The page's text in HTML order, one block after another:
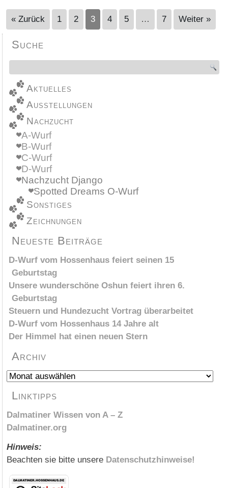
« Zurück 1 2 3 4 5 … 7 Weiter »
Suche
Aktuelles
Ausstellungen
Nachzucht
A-Wurf
B-Wurf
C-Wurf
D-Wurf
Nachzucht Django
Spotted Dreams O-Wurf
Sonstiges
Zeichnungen
Neueste Beiträge
D-Wurf vom Hossenhaus feiert seinen 15
Geburtstag
Unsere wunderschöne Oshun feiert ihren 6.
Geburtstag
Steuern und Hundezucht Vortrag überarbeitet
D-Wurf vom Hossenhaus 14 Jahre alt
Der Himmel hat einen neuen Stern
Archiv
Archiv
Linktipps
Dalmatiner Wissen von A – Z
Dalmatiner.org
Hinweis:
Beachten sie bitte unsere Datenschutzhinweise!